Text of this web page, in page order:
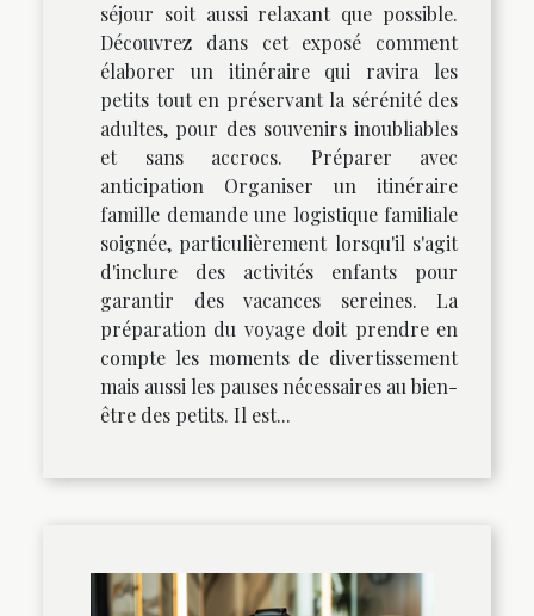
séjour soit aussi relaxant que possible.
Découvrez dans cet exposé comment
élaborer un itinéraire qui ravira les
petits tout en préservant la sérénité des
adultes, pour des souvenirs inoubliables
et sans accrocs. Préparer avec
anticipation Organiser un itinéraire
famille demande une logistique familiale
soignée, particulièrement lorsqu'il s'agit
d'inclure des activités enfants pour
garantir des vacances sereines. La
préparation du voyage doit prendre en
compte les moments de divertissement
mais aussi les pauses nécessaires au bien-
être des petits. Il est...